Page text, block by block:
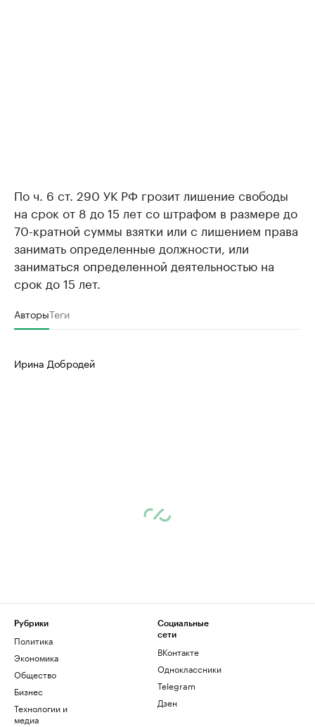
По ч. 6 ст. 290 УК РФ грозит лишение свободы
на срок от 8 до 15 лет со штрафом в размере до
70-кратной суммы взятки или с лишением права
занимать определенные должности, или
заниматься определенной деятельностью на
срок до 15 лет.
АвторыТеги
Ирина Добродей
Рубрики
Политика
Экономика
Общество
Бизнес
Технологии и
медиа
Социальные
сети
ВКонтакте
Одноклассники
Telegram
Дзен